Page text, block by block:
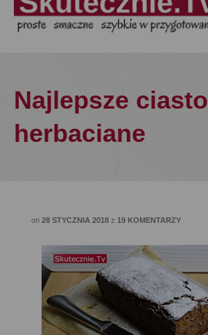
Najlepsze ciasto
herbaciane
on 28 STYCZNIA 2018 z 19 KOMENTARZY